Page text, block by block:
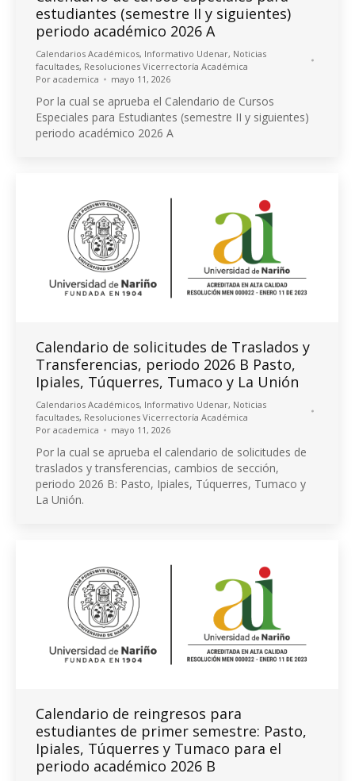
estudiantes (semestre II y siguientes)
periodo académico 2026 A
Calendarios Académicos, Informativo Udenar, Noticias
facultades, Resoluciones Vicerrectoría Académica
Por academica mayo 11, 2026
Por la cual se aprueba el Calendario de Cursos
Especiales para Estudiantes (semestre II y siguientes)
periodo académico 2026 A
Calendario de solicitudes de Traslados y
Transferencias, periodo 2026 B Pasto,
Ipiales, Túquerres, Tumaco y La Unión
Calendarios Académicos, Informativo Udenar, Noticias
facultades, Resoluciones Vicerrectoría Académica
Por academica mayo 11, 2026
Por la cual se aprueba el calendario de solicitudes de
traslados y transferencias, cambios de sección,
periodo 2026 B: Pasto, Ipiales, Túquerres, Tumaco y
La Unión.
Calendario de reingresos para
estudiantes de primer semestre: Pasto,
Ipiales, Túquerres y Tumaco para el
periodo académico 2026 B